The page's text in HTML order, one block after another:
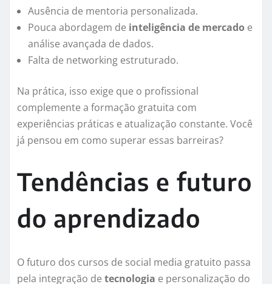
Ausência de mentoria personalizada.
Pouca abordagem de inteligência de mercado e
análise avançada de dados.
Falta de networking estruturado.
Na prática, isso exige que o profissional
complemente a formação gratuita com
experiências práticas e atualização constante. Você
já pensou em como superar essas barreiras?
Tendências e futuro
do aprendizado
O futuro dos cursos de social media gratuito passa
pela integração de tecnologia e personalização do